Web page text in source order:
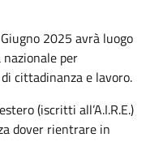
2025 avrà luogo
per
cittadinanza e lavoro.
(iscritti all’A.I.R.E.)
dover rientrare in